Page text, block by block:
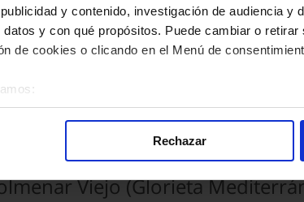
y contenido, investigación de audiencia y
y con qué propósitos. Puede cambiar o
de cookies o clicando en el Menú de
su ubicación geográfica que puede tener una
activamente para buscar
cómo se procesan sus datos personales y
su consentimiento en cualquier momento en la
Rechazar
- Colmenar
Soto del Real - Manzanares El Real - El Boalo
Viejo
Viejo (Glorieta